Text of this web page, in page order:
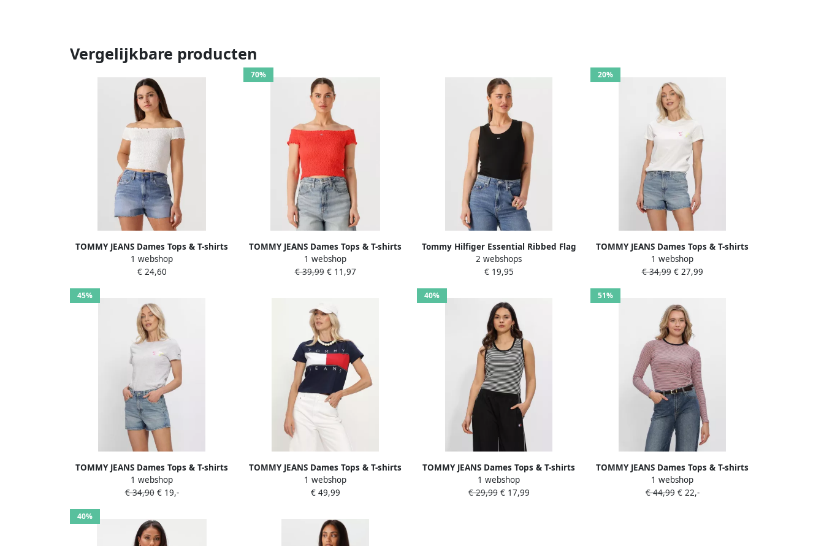
Vergelijkbare producten
TOMMY JEANS Dames Tops & T-shirts
Tjw Crp Smock Top Wit
1 webshop
€ 24,60
70%
TOMMY JEANS Dames Tops & T-shirts
Tjw Crp Smock Top Oranje
1 webshop
€ 39,99€ 11,97
Tommy Hilfiger Essential Ribbed Flag
Embroidery Slim Tanktop Dames
2 webshops
€ 19,95
20%
TOMMY JEANS Dames Tops & T-shirts
Tjw Reg Tj Bubble Ss Tee Ext Wit
1 webshop
€ 34,99€ 27,99
45%
TOMMY JEANS Dames Tops & T-shirts
Tjw Reg Tj Bubble Ss Tee Ext Lichtgrijs
1 webshop
€ 34,90€ 19,-
TOMMY JEANS Dames Tops & T-shirts
Tjw Reg Flag Ss Tee Ext Donkerblauw
1 webshop
€ 49,99
40%
TOMMY JEANS Dames Tops & T-shirts
Tjw Essential Rib Tank Ext Multi
1 webshop
€ 29,99€ 17,99
51%
TOMMY JEANS Dames Tops & T-shirts
Tjw Slim Essential Rib Ls Rood
1 webshop
€ 44,99€ 22,-
40%